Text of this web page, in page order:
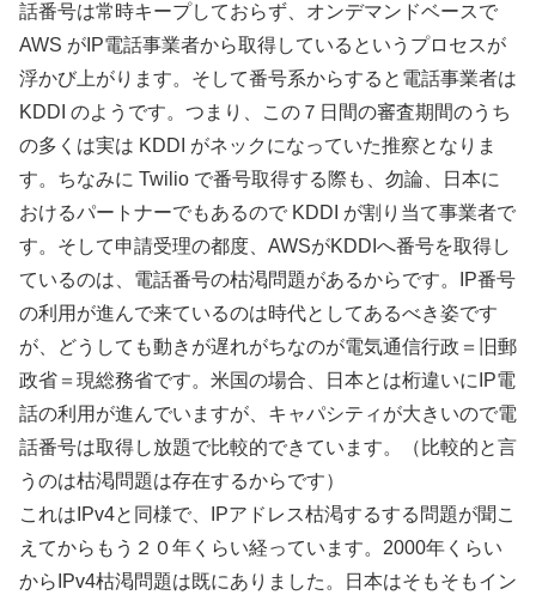
話番号は常時キープしておらず、オンデマンドベースで
AWS がIP電話事業者から取得しているというプロセスが
浮かび上がります。そして番号系からすると電話事業者は
KDDI のようです。つまり、この７日間の審査期間のうち
の多くは実は KDDI がネックになっていた推察となりま
す。ちなみに Twilio で番号取得する際も、勿論、日本に
おけるパートナーでもあるので KDDI が割り当て事業者で
す。そして申請受理の都度、AWSがKDDIへ番号を取得し
ているのは、電話番号の枯渇問題があるからです。IP番号
の利用が進んで来ているのは時代としてあるべき姿です
が、どうしても動きが遅れがちなのが電気通信行政＝旧郵
政省＝現総務省です。米国の場合、日本とは桁違いにIP電
話の利用が進んでいますが、キャパシティが大きいので電
話番号は取得し放題で比較的できています。（比較的と言
うのは枯渇問題は存在するからです）
これはIPv4と同様で、IPアドレス枯渇するする問題が聞こ
えてからもう２０年くらい経っています。2000年くらい
からIPv4枯渇問題は既にありました。日本はそもそもイン